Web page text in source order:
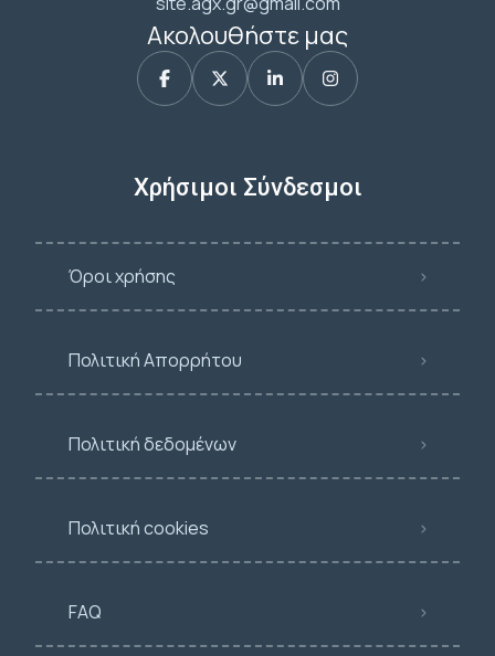
Ακολουθήστε μας
Χρήσιμοι Σύνδεσμοι
Όροι χρήσης
Πολιτική Απορρήτου
Πολιτική δεδομένων
Πολιτική cookies
FAQ